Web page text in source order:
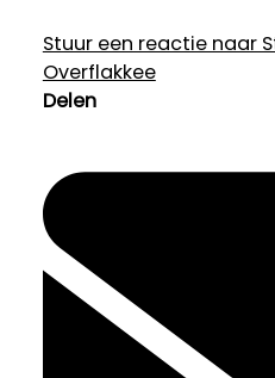
Stuur een reactie naar
Overflakkee
Delen